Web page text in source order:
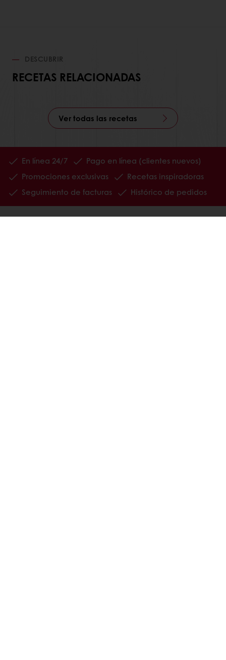
DESCUBRIR
RECETAS RELACIONADAS
Ver todas las recetas
En línea 24/7
Pago en línea (clientes nuevos)
Promociones exclusivas
Recetas inspiradoras
Seguimiento de facturas
Histórico de pedidos